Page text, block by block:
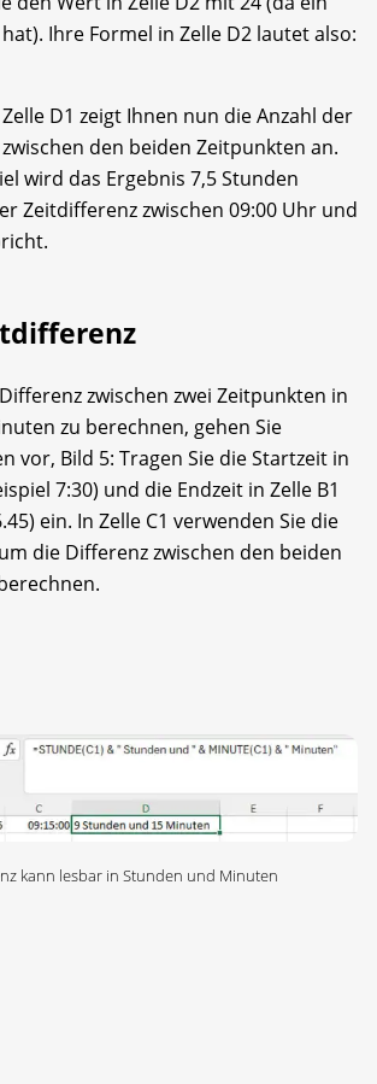
Ihre Formel in Zelle D2 lautet also:
D1 zeigt Ihnen nun die Anzahl der
den beiden Zeitpunkten an.
wird das Ergebnis 7,5 Stunden
Zeitdifferenz zwischen 09:00 Uhr und
zwischen zwei Zeitpunkten in
zu berechnen, gehen Sie
vor, Bild 5: Tragen Sie die Startzeit in
7:30) und die Endzeit in Zelle B1
ein. In Zelle C1 verwenden Sie die
die Differenz zwischen den beiden
kann lesbar in Stunden und Minuten